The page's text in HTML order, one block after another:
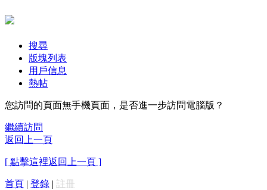
搜尋
版塊列表
用戶信息
熱帖
您訪問的頁面無手機頁面，是否進一步訪問電腦版？
繼續訪問
返回上一頁
[ 點擊這裡返回上一頁 ]
首頁 | 登錄 | 註冊